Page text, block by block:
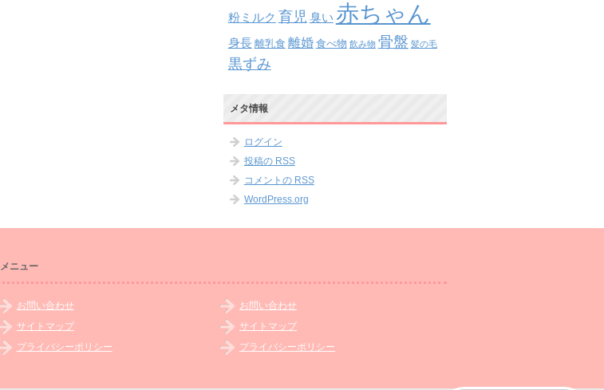
粉ミルク 育児 臭い 赤ちゃん
身長 離乳食 離婚 食べ物 飲み物 骨盤 髪の毛
黒ずみ
メタ情報
ログイン
投稿の RSS
コメントの RSS
WordPress.org
メニュー
お問い合わせ
サイトマップ
プライバシーポリシー
お問い合わせ
サイトマップ
プライバシーポリシー